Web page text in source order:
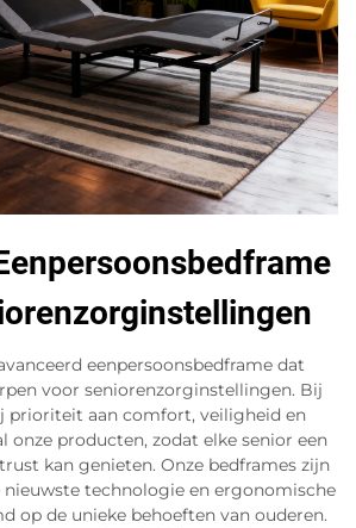
eenpersoonsbedframe dat
voor seniorenzorginstellingen. Bij
prioriteit aan comfort, veiligheid en
producten, zodat elke senior een
kan genieten. Onze bedframes zijn
technologie en ergonomische
op de unieke behoeften van ouderen.